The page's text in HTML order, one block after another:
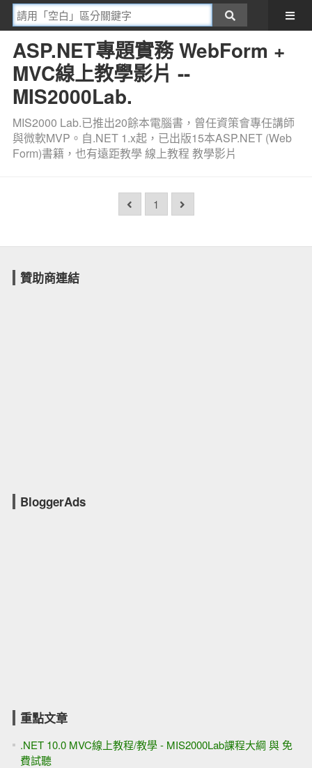
ASP.NET專題實務 WebForm +
MVC線上教學影片 --
MIS2000Lab.
MIS2000 Lab.已推出20餘本電腦書，曾任資策會專任講師
與微軟MVP。自.NET 1.x起，已出版15本ASP.NET (Web
Form)書籍，也有遠距教學 線上教程 教學影片
1
贊助商連結
BloggerAds
重點文章
.NET 10.0 MVC線上教程/教學 - MIS2000Lab課程大綱 與 免
費試聽